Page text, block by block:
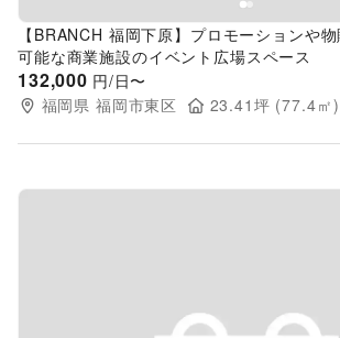
【BRANCH 福岡下原】プロモーションや
可能な商業施設のイベント広場スペース
132,000 円/日〜
福岡県 福岡市東区 23.41 坪 (77.4㎡)